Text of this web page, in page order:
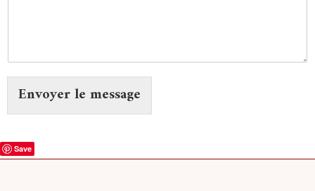
Envoyer le message
Save